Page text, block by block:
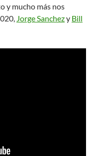
y mucho más nos
Jorge Sanchezy Bill